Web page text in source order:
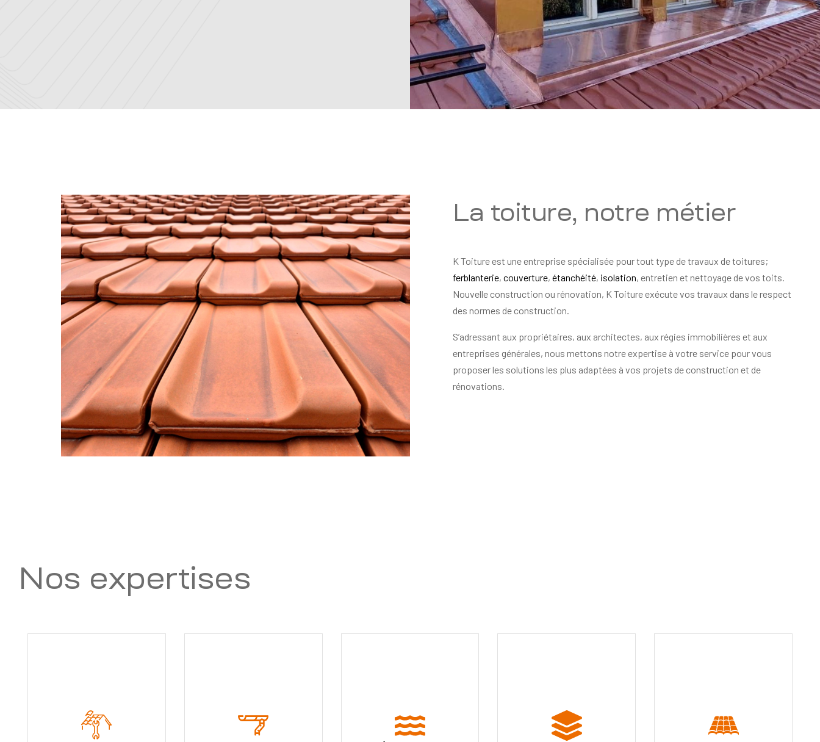
La toiture, notre métier
K Toiture est une entreprise spécialisée pour tout type de travaux de toitures;
ferblanterie, couverture, étanchéité, isolation, entretien et nettoyage de vos toits.
Nouvelle construction ou rénovation, K Toiture exécute vos travaux dans le respect
des normes de construction.
S’adressant aux propriétaires, aux architectes, aux régies immobilières et aux
entreprises générales, nous mettons notre expertise à votre service pour vous
proposer les solutions les plus adaptées à vos projets de construction et de
rénovations.
Nos expertises